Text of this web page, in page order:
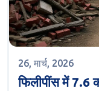
26, मार्च, 2026
फिलीपींस में 7.6